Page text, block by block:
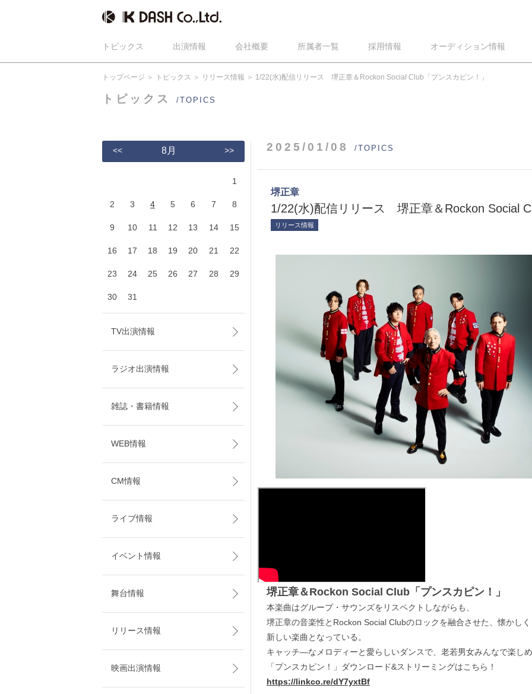
トピックス 出演情報 会社概要 所属者一覧 採用情報 オーディション情報
トップページ トピックス リリース情報 1/22(水)配信リリース 堺正章＆Rockon Social Club「プンスカピン！」
トピックス /TOPICS
2025/01/08 /TOPICS
堺正章
1/22(水)配信リリース 堺正章＆Rockon Social
リリース情報
堺正章＆Rockon Social Club「プンスカピン！」
本楽曲はグループ・サウンズをリスペクトしながらも、
堺正章の音楽性とRockon Social Clubのロックを融合させた、懐かしく
新しい楽曲となっている。
キャッチ―なメロディーと愛らしいダンスで、老若男女みんなで楽し
「プンスカピン！」ダウンロード&ストリーミングはこちら！
https://linkco.re/dY7yxtBf
<< 8月 >>
1
2 3 4 5 6 7 8
9 10 11 12 13 14 15
16 17 18 19 20 21 22
23 24 25 26 27 28 29
30 31
TV出演情報
ラジオ出演情報
雑誌・書籍情報
WEB情報
CM情報
ライブ情報
イベント情報
舞台情報
リリース情報
映画出演情報